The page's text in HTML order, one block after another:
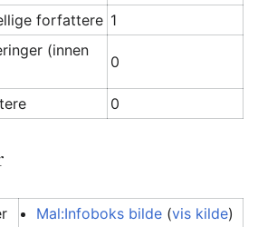
forfattere 1
(innen
0
0
Mal:Infoboks bilde (vis kilde)